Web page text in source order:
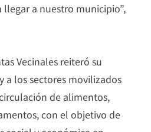
a nuestro municipio”,
Vecinales reiteró su
a los sectores movilizados
de alimentos,
con el objetivo de